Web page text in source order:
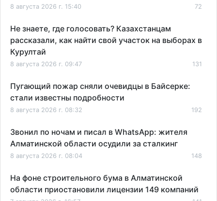
8 августа 2026 г. 15:40 72
Не знаете, где голосовать? Казахстанцам
рассказали, как найти свой участок на выборах в
Курултай
8 августа 2026 г. 09:47 131
Пугающий пожар сняли очевидцы в Байсерке:
стали известны подробности
8 августа 2026 г. 08:32 192
Звонил по ночам и писал в WhatsApp: жителя
Алматинской области осудили за сталкинг
8 августа 2026 г. 08:04 148
На фоне строительного бума в Алматинской
области приостановили лицензии 149 компаний